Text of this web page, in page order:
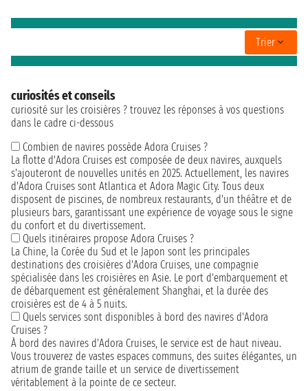
Trier
curiosités et conseils
curiosité sur les croisières ? trouvez les réponses à vos questions
dans le cadre ci-dessous
Combien de navires possède Adora Cruises ?
La flotte d'Adora Cruises est composée de deux navires, auxquels
s'ajouteront de nouvelles unités en 2025. Actuellement, les navires
d'Adora Cruises sont Atlantica et Adora Magic City. Tous deux
disposent de piscines, de nombreux restaurants, d'un théâtre et de
plusieurs bars, garantissant une expérience de voyage sous le signe
du confort et du divertissement.
Quels itinéraires propose Adora Cruises ?
La Chine, la Corée du Sud et le Japon sont les principales
destinations des croisières d'Adora Cruises, une compagnie
spécialisée dans les croisières en Asie. Le port d'embarquement et
de débarquement est généralement Shanghai, et la durée des
croisières est de 4 à 5 nuits.
Quels services sont disponibles à bord des navires d'Adora
Cruises ?
À bord des navires d'Adora Cruises, le service est de haut niveau.
Vous trouverez de vastes espaces communs, des suites élégantes, un
atrium de grande taille et un service de divertissement
véritablement à la pointe de ce secteur.